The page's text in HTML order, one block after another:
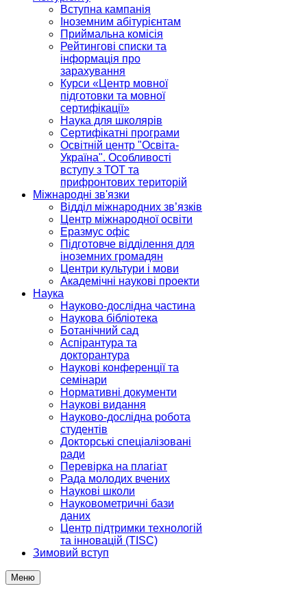
Вступна кампанія
Іноземним абітурієнтам
Приймальна комісія
Рейтингові списки та
інформація про
зарахування
Курси «Центр мовної
підготовки та мовної
сертифікації»
Наука для школярів
Сертифікатні програми
Освітній центр "Освіта-
Україна". Особливості
вступу з ТОТ та
прифронтових територій
Міжнародні зв'язки
Відділ міжнародних зв’язків
Центр міжнародної освіти
Еразмус офіс
Підготовче відділення для
іноземних громадян
Центри культури і мови
Академічні наукові проекти
Наука
Науково-дослідна частина
Наукова бібліотека
Ботанічний сад
Аспірантура та
докторантура
Наукові конференції та
семінари
Нормативні документи
Наукові видання
Науково-дослідна робота
студентів
Докторські спеціалізовані
ради
Перевірка на плагіат
Рада молодих вчених
Наукові школи
Науковометричні бази
даних
Центр підтримки технологій
та інновацій (TISC)
Зимовий вступ
Меню